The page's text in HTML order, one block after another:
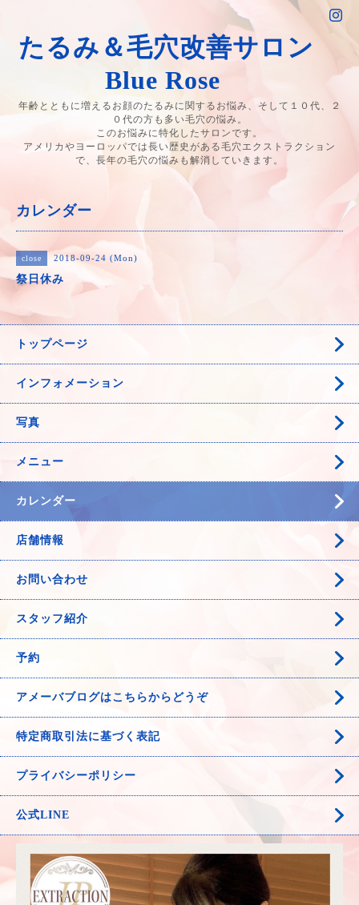
たるみ＆毛穴改善サロン
Blue Rose
年齢とともに増えるお顔のたるみに関するお悩み、そして１０代、２
０代の方も多い毛穴の悩み。
このお悩みに特化したサロンです。
アメリカやヨーロッパでは長い歴史がある毛穴エクストラクション
で、長年の毛穴の悩みも解消していきます。
カレンダー
close 2018-09-24 (Mon)
祭日休み
トップページ
インフォメーション
写真
メニュー
カレンダー
店舗情報
お問い合わせ
スタッフ紹介
予約
アメーバブログはこちらからどうぞ
特定商取引法に基づく表記
プライバシーポリシー
公式LINE